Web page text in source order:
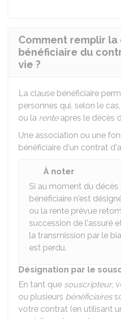
Comment remplir la
bénéficiaire du
vie ?
La clause bénéficiaire
personnes qui, selon le
ou la renteaprès le décès
Une association ou une
bénéficiaire d'un contrat
À noter
Si au moment du décès
bénéficiaire n'est
ou la rente prévue
succession de l'assuré
la transmission par le
est perdu.
Désignation par le
En tant que souscripteur,
ou plusieurs bénéficiaires
votre contrat (en utilisant